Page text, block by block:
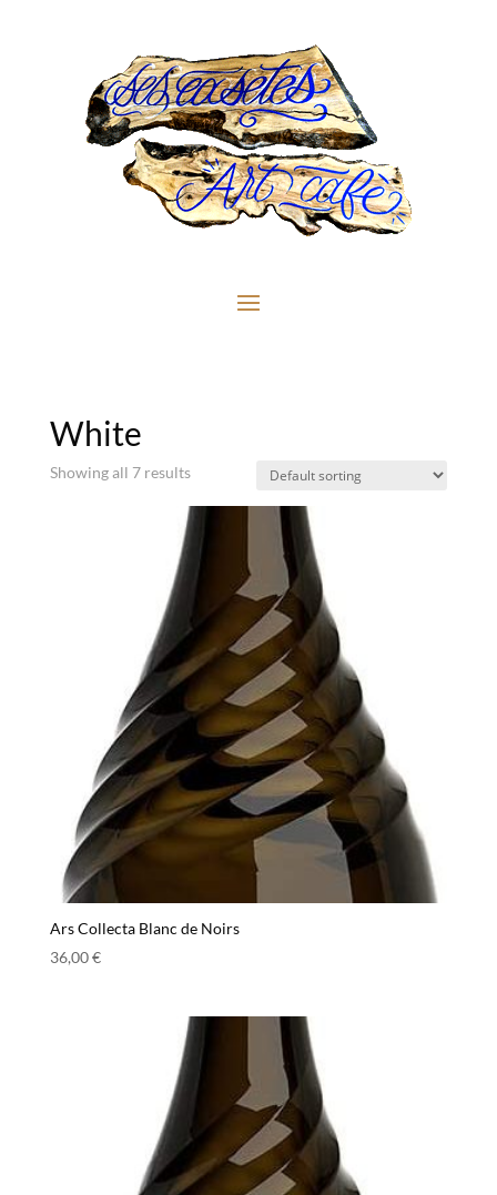
White
Showing all 7 results
Ars Collecta Blanc de Noirs
36,00€